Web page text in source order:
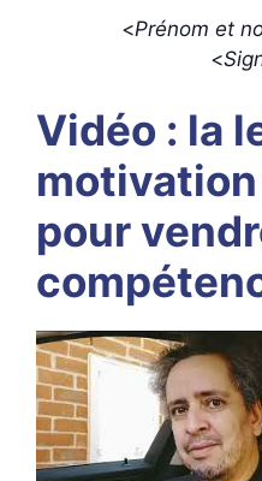
<Prénom et
<
Vidéo : la
pour